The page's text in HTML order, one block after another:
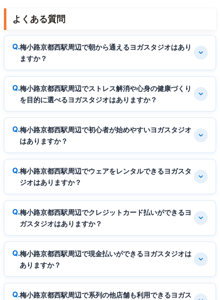
よくある質問
梅小路京都西駅周辺で朝から通えるヨガスタジオはあり
ますか？
梅小路京都西駅周辺でストレス解消や心身の健康づくり
を目的に選べるヨガスタジオはありますか？
梅小路京都西駅周辺で初心者が始めやすいヨガスタジオ
はありますか？
梅小路京都西駅周辺でウェアをレンタルできるヨガスタ
ジオはありますか？
梅小路京都西駅周辺でクレジットカード払いができるヨ
ガスタジオはありますか？
梅小路京都西駅周辺で現金払いができるヨガスタジオは
ありますか？
梅小路京都西駅周辺で系列の他店舗も利用できるヨガス